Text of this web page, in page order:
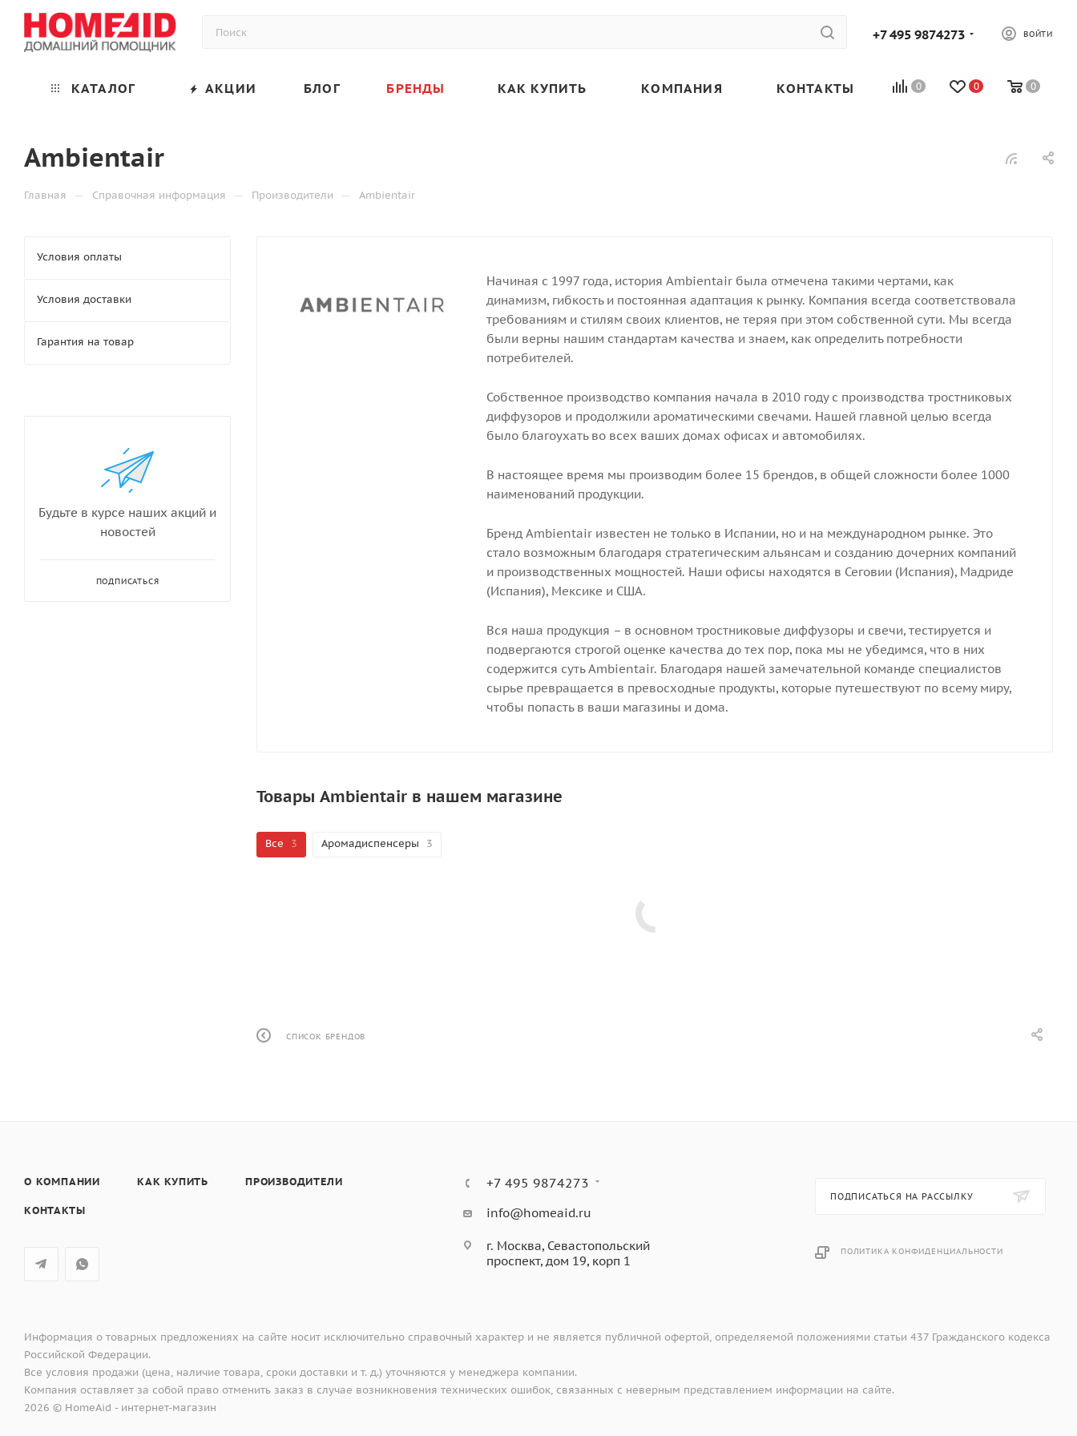
+7 495 9874273 ВОЙТИ
0 0 0
КАТАЛОГ АКЦИИ БЛОГ БРЕНДЫ КАК КУПИТЬ КОМПАНИЯ КОНТАКТЫ
Ambientair
Главная — Справочная информация — Производители — Ambientair
Начиная с 1997 года, история Ambientair была отмечена такими чертами, как
динамизм, гибкость и постоянная адаптация к рынку. Компания всегда соответствовала
требованиям и стилям своих клиентов, не теряя при этом собственной сути. Мы всегда
были верны нашим стандартам качества и знаем, как определить потребности
потребителей.
Собственное производство компания начала в 2010 году с производства тростниковых
диффузоров и продолжили ароматическими свечами. Нашей главной целью всегда
было благоухать во всех ваших домах офисах и автомобилях.
В настоящее время мы производим более 15 брендов, в общей сложности более 1000
наименований продукции.
Бренд Ambientair известен не только в Испании, но и на международном рынке. Это
стало возможным благодаря стратегическим альянсам и созданию дочерних компаний
и производственных мощностей. Наши офисы находятся в Сеговии (Испания), Мадриде
(Испания), Мексике и США.
Вся наша продукция – в основном тростниковые диффузоры и свечи, тестируется и
подвергаются строгой оценке качества до тех пор, пока мы не убедимся, что в них
содержится суть Ambientair. Благодаря нашей замечательной команде специалистов
сырье превращается в превосходные продукты, которые путешествуют по всему миру,
чтобы попасть в ваши магазины и дома.
Товары Ambientair в нашем магазине
Все 3 Аромадиспенсеры 3
СПИСОК БРЕНДОВ
Условия оплаты
Условия доставки
Гарантия на товар
Будьте в курсе наших акций и
новостей
ПОДПИСАТЬСЯ
О КОМПАНИИ КАК КУПИТЬ ПРОИЗВОДИТЕЛИ
КОНТАКТЫ
+7 495 9874273
info@homeaid.ru
г. Москва, Севастопольский
проспект, дом 19, корп 1
ПОДПИСАТЬСЯ НА РАССЫЛКУ
ПОЛИТИКА КОНФИДЕНЦИАЛЬНОСТИ
Информация о товарных предложениях на сайте носит исключительно справочный характер и не является публичной офертой, определяемой положениями статьи 437 Гражданского кодекса
Российской Федерации.
Все условия продажи (цена, наличие товара, сроки доставки и т. д.) уточняются у менеджера компании.
Компания оставляет за собой право отменить заказ в случае возникновения технических ошибок, связанных с неверным представлением информации на сайте.
2026 © HomeAid - интернет-магазин